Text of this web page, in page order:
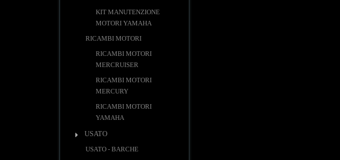
KIT MANUTENZIONE
MOTORI YAMAHA
RICAMBI MOTORI
RICAMBI MOTORI
MERCRUISER
RICAMBI MOTORI
MERCURY
RICAMBI MOTORI
YAMAHA
USATO
USATO - BARCHE